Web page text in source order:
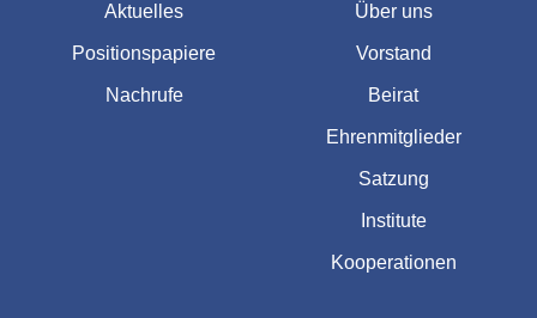
Aktuelles
Positionspapiere
Nachrufe
Über uns
Vorstand
Beirat
Ehrenmitglieder
Satzung
Institute
Kooperationen